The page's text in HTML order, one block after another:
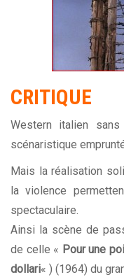
CRITIQUE
Western italien
scénaristique
Mais la réalisation
la violence
spectaculaire.
Ainsi la scène de
de celle « Pour une
dollari« ) (1964) du